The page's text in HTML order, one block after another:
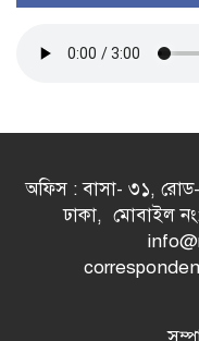
অফিস : বাসা- ৩১,
ঢাকা, মোবাইল